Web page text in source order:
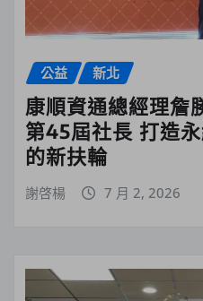
公益 新北
康順資通總經理詹
第45屆社長 打造
的新扶輪
謝啓楊 7 月 2, 2026